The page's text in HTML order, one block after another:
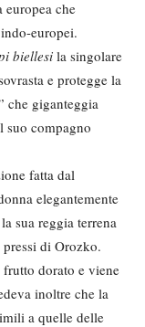
europea che
europei.
biellesila singolare
e protegge la
che giganteggia
suo compagno
fatta dal
elegantemente
sua reggia terrena
di Orozko.
dorato e viene
inoltre che la
a quelle delle